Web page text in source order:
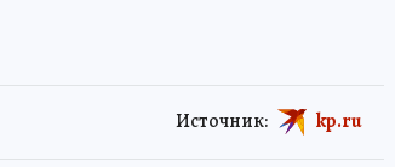
Источник: kp.ru